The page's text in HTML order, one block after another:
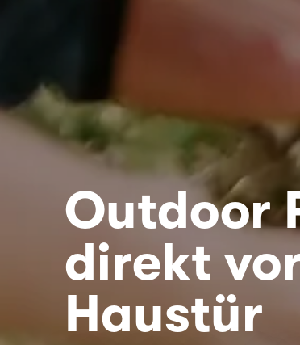
Outdoor
direkt
Haustür